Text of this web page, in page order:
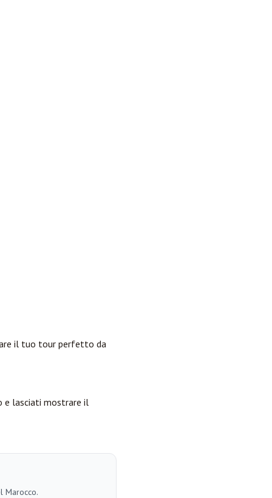
il tuo tour perfetto da
e lasciati mostrare il
Marocco.